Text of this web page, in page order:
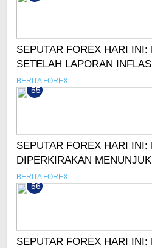
SEPUTAR FOREX HARI
SETELAH LAPORAN
BERITA FOREX
55
SEPUTAR FOREX HARI INI:
DIPERKIRAKAN
MELAMBAT!
BERITA FOREX
56
SEPUTAR FOREX HARI